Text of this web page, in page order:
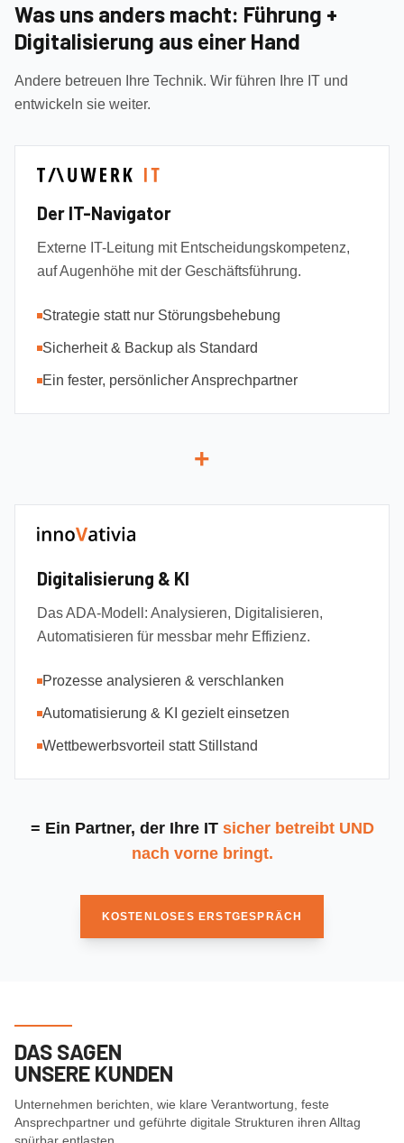
Was uns anders macht: Führung +
Digitalisierung aus einer Hand
Andere betreuen Ihre Technik. Wir führen Ihre IT und
entwickeln sie weiter.
Der IT-Navigator
Externe IT-Leitung mit Entscheidungskompetenz,
auf Augenhöhe mit der Geschäftsführung.
Strategie statt nur Störungsbehebung
Sicherheit & Backup als Standard
Ein fester, persönlicher Ansprechpartner
+
Digitalisierung & KI
Das ADA-Modell: Analysieren, Digitalisieren,
Automatisieren für messbar mehr Effizienz.
Prozesse analysieren & verschlanken
Automatisierung & KI gezielt einsetzen
Wettbewerbsvorteil statt Stillstand
= Ein Partner, der Ihre IT sicher betreibt UND
nach vorne bringt.
KOSTENLOSES ERSTGESPRÄCH
DAS SAGEN
UNSERE KUNDEN
Unternehmen berichten, wie klare Verantwortung, feste
Ansprechpartner und geführte digitale Strukturen ihren Alltag